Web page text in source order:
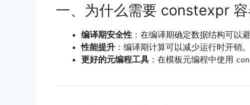
一、为什么需要 constexpr 容
编译期安全性 ：在编译期确定数据结构可以
性能提升 ：编译期计算可以减少运行时开销。
更好的元编程工具 ：在模板元编程中使用